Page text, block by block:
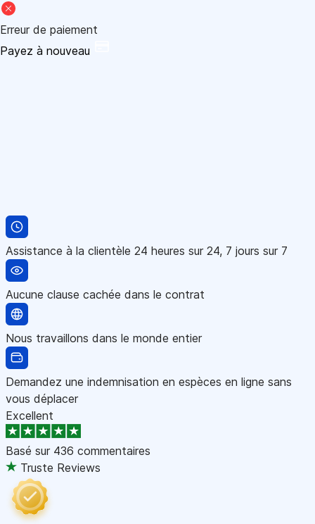
Erreur de paiement
Payez à nouveau
Assistance à la clientèle 24 heures sur 24, 7 jours sur 7
Aucune clause cachée dans le contrat
Nous travaillons dans le monde entier
Demandez une indemnisation en espèces en ligne sans
vous déplacer
Excellent
Basé sur 436 commentaires
Truste Reviews